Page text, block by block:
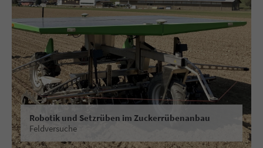
Robotik und Setzrüben im Zuckerrübenanbau
Feldversuche